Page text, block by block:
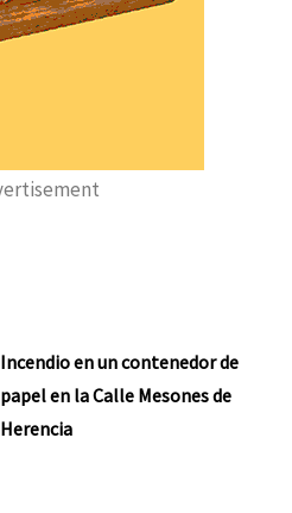
Incendio en un contenedor de
papel en la Calle Mesones de
Herencia